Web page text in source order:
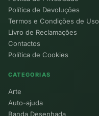
Política de Devoluções
Termos e Condições de Uso
Livro de Reclamações
Contactos
Política de Cookies
CATEGORIAS
Arte
Auto-ajuda
Banda Desenhada